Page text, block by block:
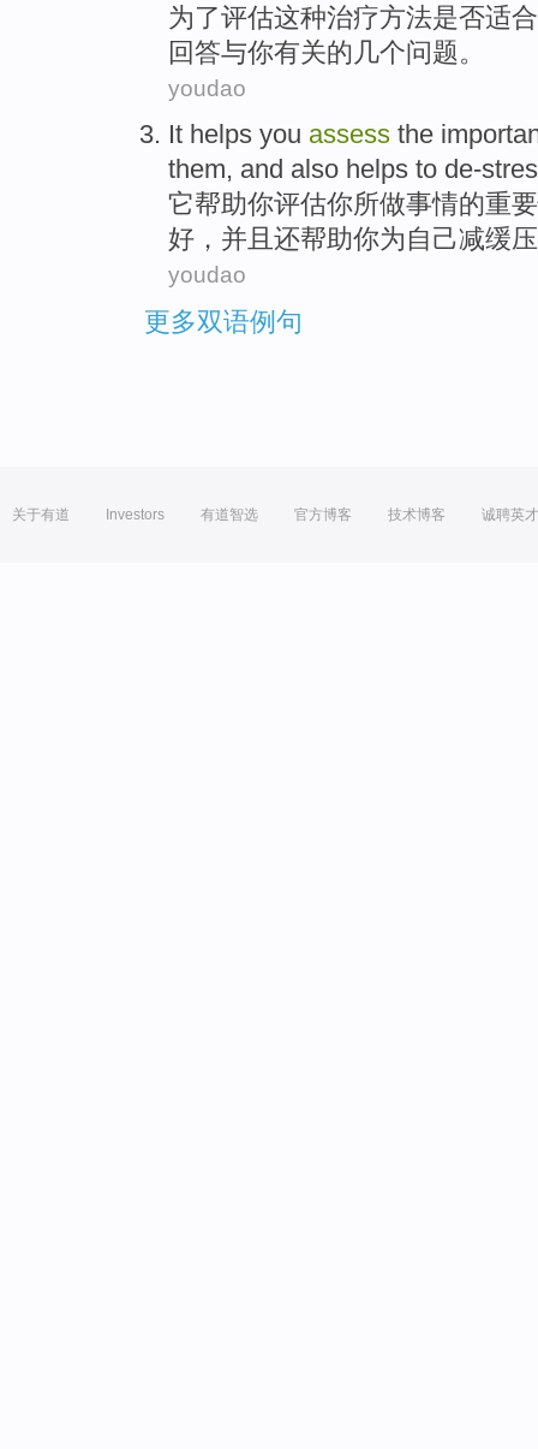
为了评估这种治疗方法是否适合
回答与你有关的 几个问题。
youdao
It helps you assess the
them, and also helps to de-
它帮助你评估你所做事情的重
好， 并且 还帮助你为 自己减缓
youdao
更多双语例句
关于有道 Investors 有道智选 官方博客 技术博客 诚聘英才